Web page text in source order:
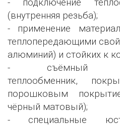
- подключение
(внутренняя резьба);
- применение
теплопередающими
алюминий) и стойких к
- съёмный
теплообменник,
порошковым
чёрный матовый);
- специальные